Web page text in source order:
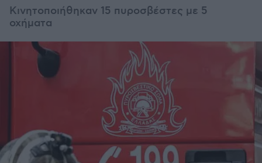
Κινητοποιήθηκαν 15 πυροσβέστες με 5
οχήματα